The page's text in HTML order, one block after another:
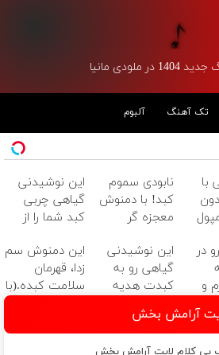
در ملودی مانیا
تک آهنگ آلبوم
با
نابودی سموم
کبد! با دمنوش
معجزه گر
مرجوعیfile:///C:/Users
این نوشیدنی
گیاهی چربی
کبد شما را از
برد55%تخفیف
در
و
با
این نوشیدنی
گیاهی رو به
کبدت هدیه
ویژه تا امشب
این دمنوش سم
زدا، قهرمان
سلامت کبده.(با
آرامش بخش
بی کلام لایت آرامش بخش